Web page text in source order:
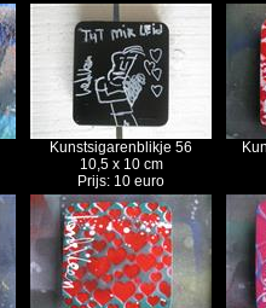
Kunstsigarenblikje 56
10,5 x 10 cm
Prijs: 10 euro